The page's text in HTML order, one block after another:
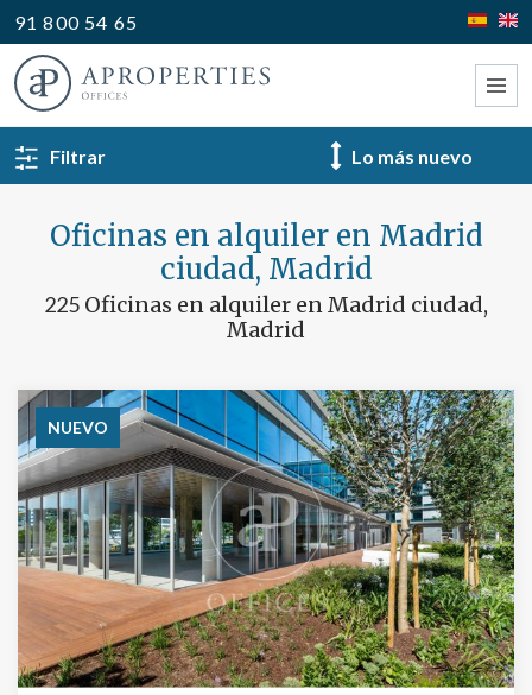
91 800 54 65
VOLVER A RESULTADOS
Buscar por texto o referencia
Precio
Filtrar
Oficinas en alquiler en Madrid
ciudad, Madrid
225 Oficinas en alquiler en Madrid ciudad,
Madrid
NUEVO